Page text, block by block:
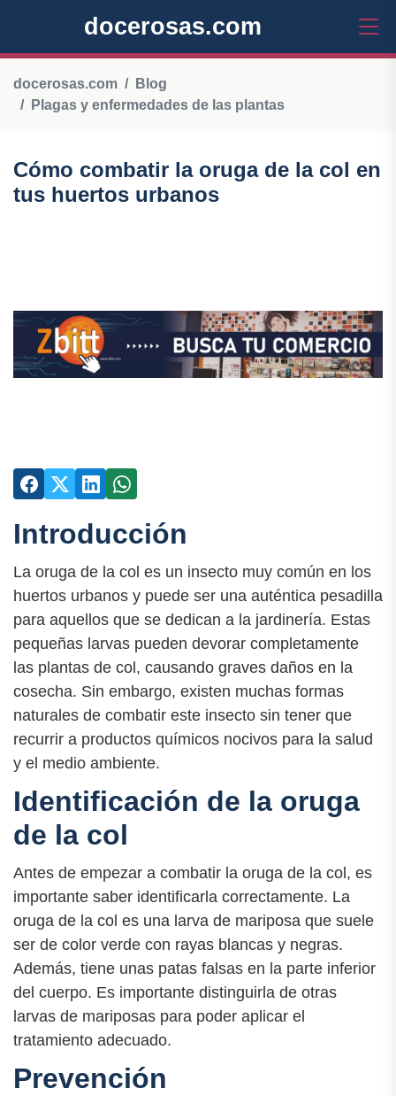
docerosas.com
docerosas.com
Blog
Plagas y enfermedades de las plantas
Cómo combatir la oruga de la col en
tus huertos urbanos
Introducción
La oruga de la col es un insecto muy común en los
huertos urbanos y puede ser una auténtica pesadilla
para aquellos que se dedican a la jardinería. Estas
pequeñas larvas pueden devorar completamente
las plantas de col, causando graves daños en la
cosecha. Sin embargo, existen muchas formas
naturales de combatir este insecto sin tener que
recurrir a productos químicos nocivos para la salud
y el medio ambiente.
Identificación de la oruga
de la col
Antes de empezar a combatir la oruga de la col, es
importante saber identificarla correctamente. La
oruga de la col es una larva de mariposa que suele
ser de color verde con rayas blancas y negras.
Además, tiene unas patas falsas en la parte inferior
del cuerpo. Es importante distinguirla de otras
larvas de mariposas para poder aplicar el
tratamiento adecuado.
Prevención